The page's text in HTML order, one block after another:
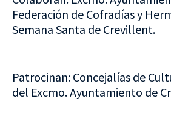
Federación de Cofradías y
Semana Santa de Crevillent.
Patrocinan: Concejalías de
del Excmo. Ayuntamiento de